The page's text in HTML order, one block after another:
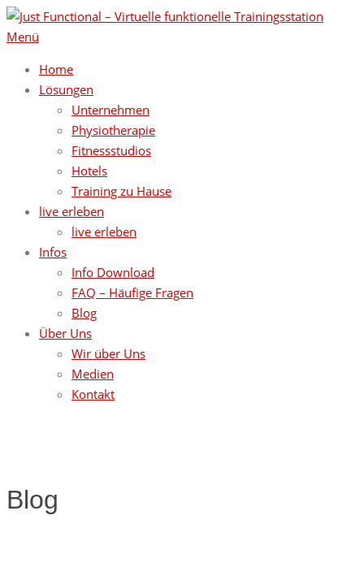
Zum
Inhalt
Menü
Home
Lösungen
Unternehmen
Physiotherapie
Fitnessstudios
Hotels
Training zu Hause
live erleben
live erleben
Infos
Info Download
FAQ – Häufige Fragen
Blog
Über Uns
Wir über Uns
Medien
Kontakt
Blog